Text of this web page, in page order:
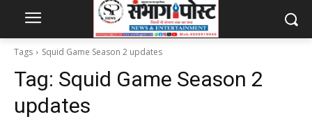
Tags Squid Game Season 2 updates
Tag: Squid Game Season 2
updates